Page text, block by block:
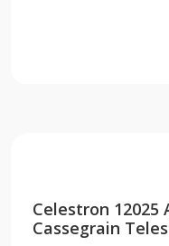
​Celestron 12025
Cassegrain